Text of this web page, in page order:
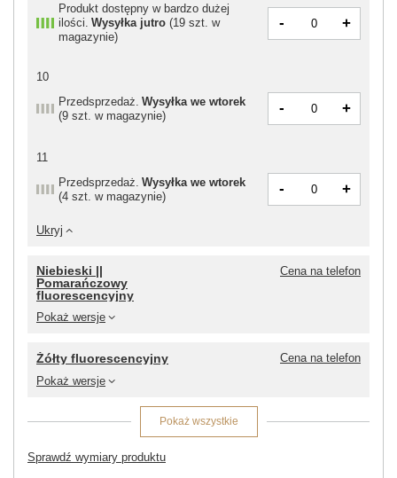
Ukryj
Produkt dostępny w bardzo dużej
ilości Wysyłka jutro (19 szt. w
magazynie)
- +
10
Przedsprzedaż Wysyłka we wtorek
(9 szt. w magazynie) - +
11
Przedsprzedaż Wysyłka we wtorek
(4 szt. w magazynie) - +
Pokaż wersje
Niebieski ||
Pomarańczowy
fluorescencyjny
Cena na telefon
Pokaż wersje
Żółty fluorescencyjny Cena na telefon
Pokaż wszystkie
Sprawdź wymiary produktu